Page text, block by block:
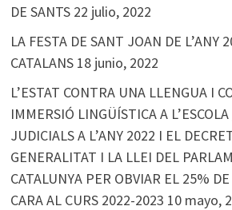
DE SANTS 22 julio, 2022
LA FESTA DE SANT JOAN DE L’ANY
CATALANS 18 junio, 2022
L’ESTAT CONTRA UNA LLENGUA I
IMMERSIÓ LINGÜÍSTICA A
JUDICIALS A L’ANY 2022 I EL
GENERALITAT I LA LLEI DEL
CATALUNYA PER OBVIAR EL 25%
CARA AL CURS 2022-2023 10 mayo,